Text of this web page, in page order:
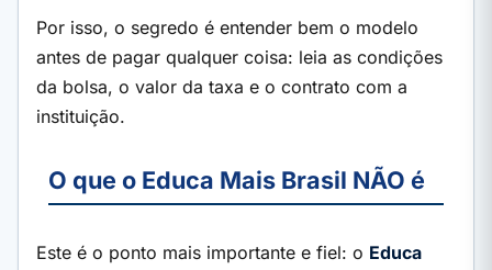
Por isso, o segredo é entender bem o modelo
antes de pagar qualquer coisa: leia as condições
da bolsa, o valor da taxa e o contrato com a
instituição.
O que o Educa Mais Brasil NÃO é
Este é o ponto mais importante e fiel: o Educa